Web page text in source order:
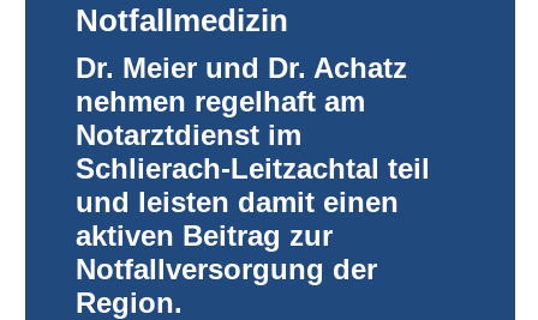
Notfallmedizin
Dr. Meier und Dr. Achatz
nehmen regelhaft am
Notarztdienst im
Schlierach-Leitzachtal teil
und leisten damit einen
aktiven Beitrag zur
Notfallversorgung der
Region.